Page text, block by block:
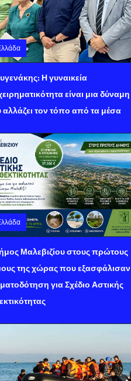
Σάββατο 08 Αυγούστου 2026 11:41
Η γυναικεία
είναι μια δύναμη
τον τόπο από τα μέσα
Σάββατο 08 Αυγούστου 2026 11:21
Μαλεβιζίου στους πρώτους
της χώρας που εξασφάλισαν
για Σχέδιο Αστικής